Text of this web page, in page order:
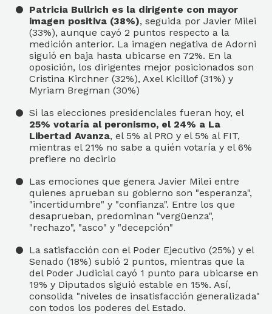
Patricia Bullrich es la dirigente con mayor
imagen positiva (38%), seguida por Javier Milei
(33%), aunque cayó 2 puntos respecto a la
medición anterior. La imagen negativa de Adorni
siguió en baja hasta ubicarse en 72%. En la
oposición, los dirigentes mejor posicionados son
Cristina Kirchner (32%), Axel Kicillof (31%) y
Myriam Bregman (30%)
Si las elecciones presidenciales fueran hoy, el
25% votaría al peronismo, el 24% a La
Libertad Avanza, el 5% al PRO y el 5% al FIT,
mientras el 21% no sabe a quién votaría y el 6%
prefiere no decirlo
Las emociones que genera Javier Milei entre
quienes aprueban su gobierno son "esperanza",
"incertidumbre" y "confianza". Entre los que
desaprueban, predominan "vergüenza",
"rechazo", "asco" y "decepción"
La satisfacción con el Poder Ejecutivo (25%) y el
Senado (18%) subió 2 puntos, mientras que la
del Poder Judicial cayó 1 punto para ubicarse en
19% y Diputados siguió estable en 15%. Así,
consolida "niveles de insatisfacción generalizada"
con todos los poderes del Estado.